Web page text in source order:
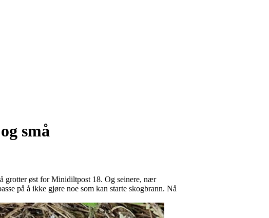
små
grotter øst for Minidiltpost 18. Og seinere, nær
på å ikke gjøre noe som kan starte skogbrann. Nå